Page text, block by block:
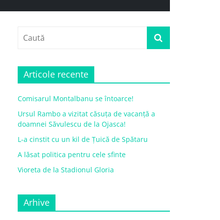
Articole recente
Comisarul Montalbanu se întoarce!
Ursul Rambo a vizitat căsuța de vacanță a
doamnei Săvulescu de la Ojasca!
L-a cinstit cu un kil de Țuică de Spătaru
A lăsat politica pentru cele sfinte
Vioreta de la Stadionul Gloria
Arhive